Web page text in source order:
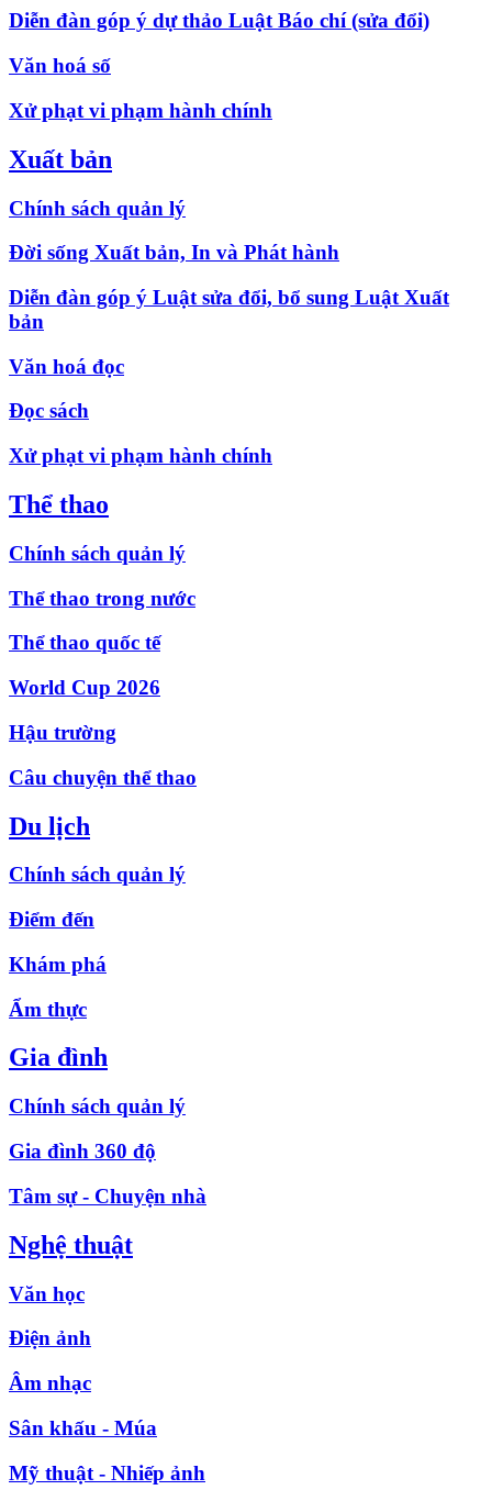
Diễn đàn góp ý dự thảo Luật Báo chí (sửa đổi)
Văn hoá số
Xử phạt vi phạm hành chính
Xuất bản
Chính sách quản lý
Đời sống Xuất bản, In và Phát hành
Diễn đàn góp ý Luật sửa đổi, bổ sung Luật Xuất
bản
Văn hoá đọc
Đọc sách
Xử phạt vi phạm hành chính
Thể thao
Chính sách quản lý
Thể thao trong nước
Thể thao quốc tế
World Cup 2026
Hậu trường
Câu chuyện thể thao
Du lịch
Chính sách quản lý
Điểm đến
Khám phá
Ẩm thực
Gia đình
Chính sách quản lý
Gia đình 360 độ
Tâm sự - Chuyện nhà
Nghệ thuật
Văn học
Điện ảnh
Âm nhạc
Sân khấu - Múa
Mỹ thuật - Nhiếp ảnh